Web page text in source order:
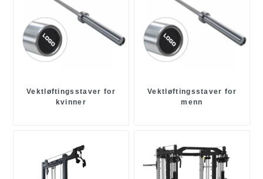
Vektløftingsstaver for
kvinner
Vektløftingsstaver for
menn